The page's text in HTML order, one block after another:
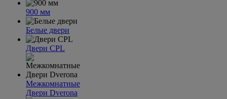
900 мм
Белые двери
Двери CPL
Межкомнатные
Двери Dverona